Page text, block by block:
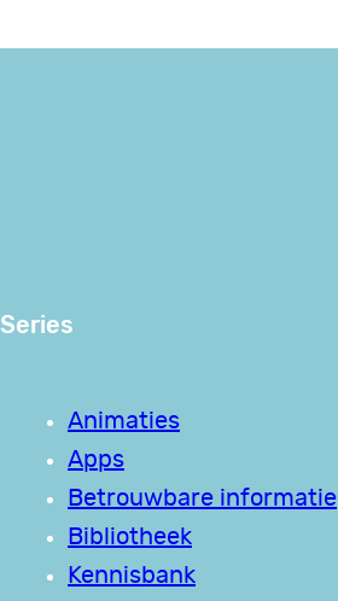
Series
Animaties
Apps
Betrouwbare informatie
Bibliotheek
Kennisbank